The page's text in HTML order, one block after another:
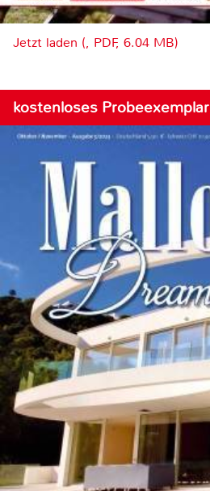
Jetzt laden (, PDF, 6.04 MB)
kostenloses Probeexemplar